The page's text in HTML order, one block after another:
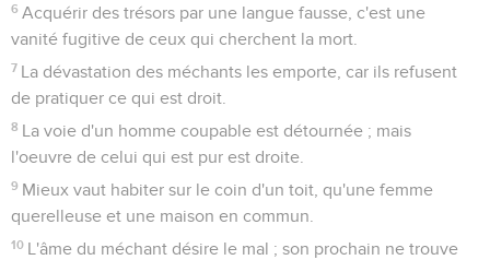
6 Acquérir des trésors par une langue fausse, c'est une
vanité fugitive de ceux qui cherchent la mort.
7 La dévastation des méchants les emporte, car ils refusent
de pratiquer ce qui est droit.
8 La voie d'un homme coupable est détournée ; mais
l'oeuvre de celui qui est pur est droite.
9 Mieux vaut habiter sur le coin d'un toit, qu'une femme
querelleuse et une maison en commun.
10 L'âme du méchant désire le mal ; son prochain ne trouve